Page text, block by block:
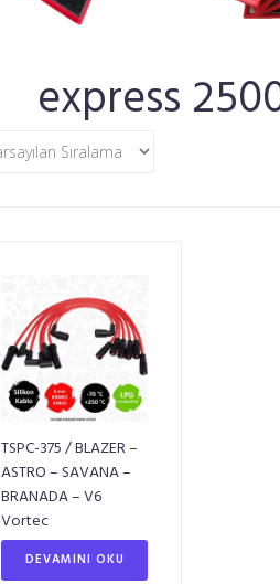
express
TSPC-375 / BLAZER –
ASTRO – SAVANA –
BRANADA – V6
Vortec
DEVAMINI OKU